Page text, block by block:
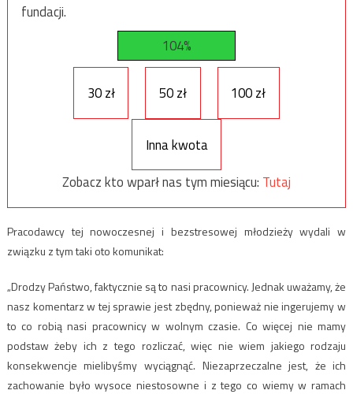
fundacji.
104%
30 zł 50 zł 100 zł
Inna kwota
Zobacz kto wparł nas tym miesiącu: Tutaj
Pracodawcy tej nowoczesnej i bezstresowej młodzieży wydali w
związku z tym taki oto komunikat:
„Drodzy Państwo, faktycznie są to nasi pracownicy. Jednak uważamy, że
nasz komentarz w tej sprawie jest zbędny, ponieważ nie ingerujemy w
to co robią nasi pracownicy w wolnym czasie. Co więcej nie mamy
podstaw żeby ich z tego rozliczać, więc nie wiem jakiego rodzaju
konsekwencje mielibyśmy wyciągnąć. Niezaprzeczalne jest, że ich
zachowanie było wysoce niestosowne i z tego co wiemy w ramach